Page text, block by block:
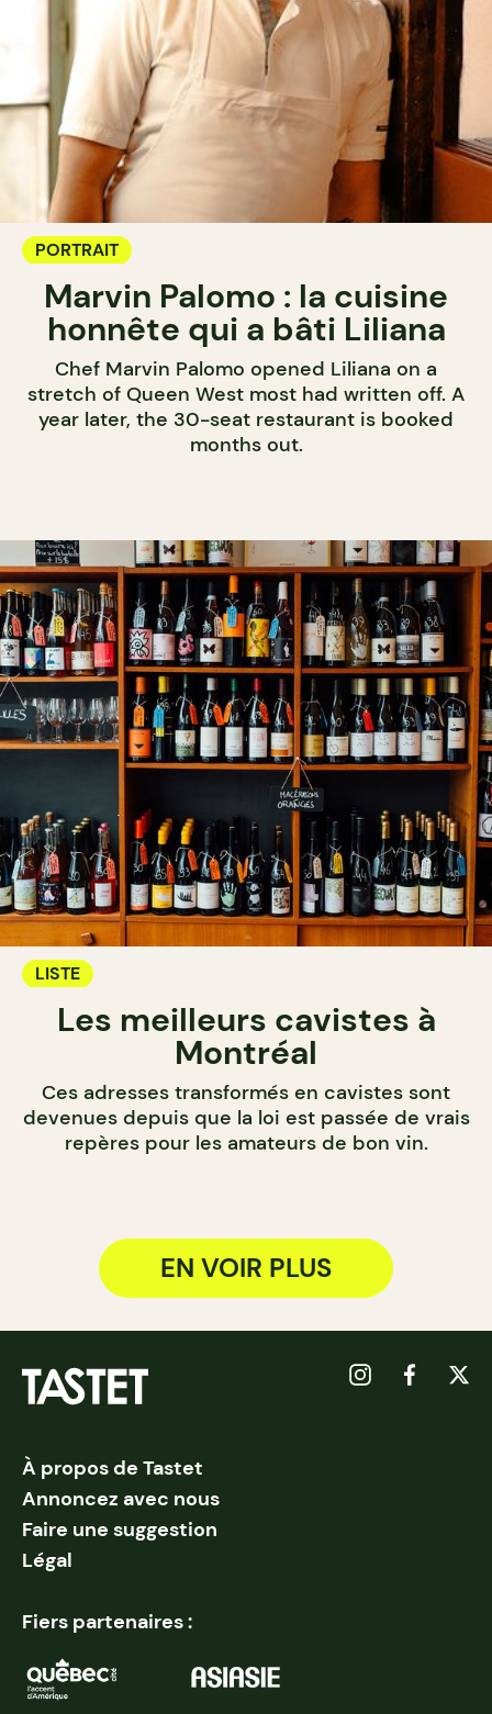
PORTRAIT
Marvin Palomo : la cuisine
honnête qui a bâti Liliana
Chef Marvin Palomo opened Liliana on a
stretch of Queen West most had written off. A
year later, the 30-seat restaurant is booked
months out.
LISTE
Les meilleurs cavistes à
Montréal
Ces adresses transformés en cavistes sont
devenues depuis que la loi est passée de vrais
repères pour les amateurs de bon vin.
EN VOIR PLUS
À propos de Tastet
Annoncez avec nous
Faire une suggestion
Légal
Fiers partenaires :